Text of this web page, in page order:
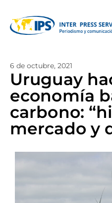
6 de octubre, 2021
Uruguay
economía
carbono:
mercado y